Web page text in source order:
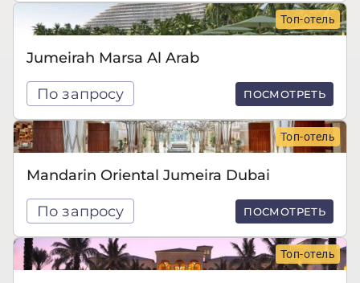
Топ-отель
Jumeirah Marsa Al Arab
По запросу ПОСМОТРЕТЬ
Топ-отель
Mandarin Oriental Jumeira Dubai
По запросу ПОСМОТРЕТЬ
Топ-отель